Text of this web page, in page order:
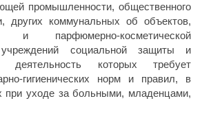
промышленности, общественного
других коммунальных об объектов,
и парфюмерно-косметической
социальной защиты и
деятельность которых требует
гигиенических норм и правил, в
при уходе за больными, младенцами,